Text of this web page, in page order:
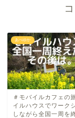
あべゆか
＃モバイルカフェ
イルハウスでワーク
しながら全国一周を